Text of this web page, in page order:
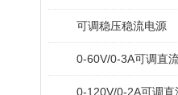
可调稳压稳流电源
0-60V/0-3A可调直